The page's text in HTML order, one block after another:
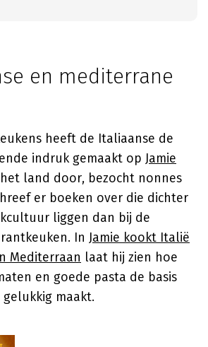
en mediterrane
heeft de Italiaanse de
indruk gemaakt op Jamie
het land door, bezocht nonnes
er boeken over die dichter
liggen dan bij de
In Jamie kookt Italië
Mediterraan laat hij zien hoe
en goede pasta de basis
maakt.